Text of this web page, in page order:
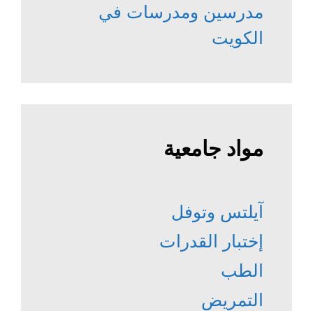
مدرسين ومدرسات في
الكويت
مواد جامعية
آيلتس وتوفل
إختبار القدرات
الطب
التمريض